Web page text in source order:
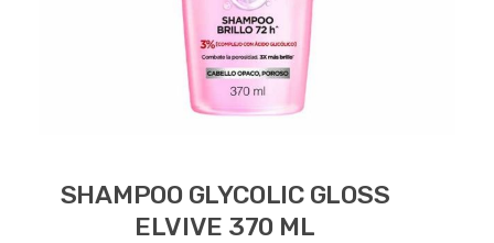
SHAMPOO GLYCOLIC GLOSS
ELVIVE 370 ML